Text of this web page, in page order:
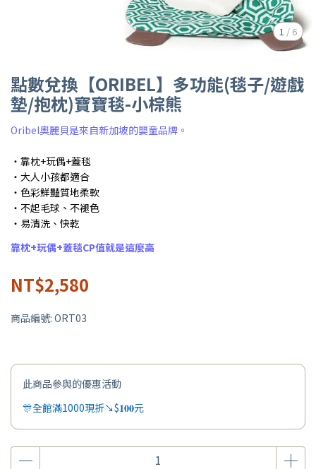
1 / 6
點數兌換【ORIBEL】多功能(毯子/遊戲
墊/抱枕)寶寶毯-小棕熊
Oribel奧麗貝是來自新加坡的嬰童品牌。
・靠枕+玩偶+蓋毯
・大人小孩都適合
・色彩鮮豔質地柔軟
・不起毛球、不褪色
・易清洗、快乾
靠枕+玩偶+蓋毯CP值就是這麼高
NT$2,580
商品編號: ORT03
此商品參與的優惠活動
🎊全館滿1000現折↘$𝟏𝟎𝟎元